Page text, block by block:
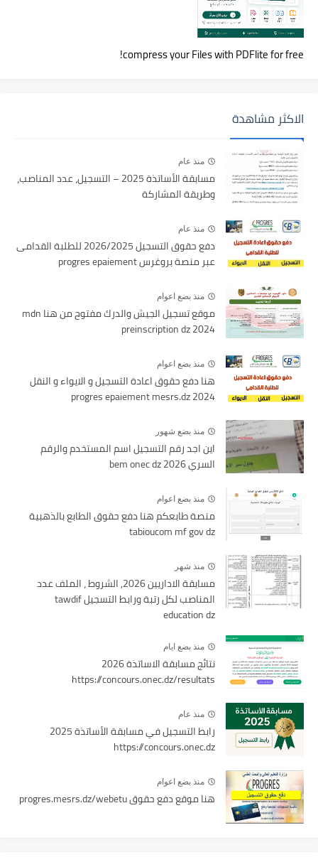
compress your Files with PDFlite for free!
الاكثر مشاهدة
منذ عام
مسابقة الأساتذة 2025 – التسجيل، عدد المناصب،
وطريقة المشاركة
منذ عام
دفع حقوق التسجيل 2026/2025 للطلبة القدامى
عبر منصة بروغرس progres epaiement
منذ بضع اعوام
موقع تسجيل الجيش والدرك مفتوح من هنا mdn
preinscription dz 2024
منذ بضع اعوام
هنا دفع حقوق اعادة التسجيل و الايواء و النقل
2024 progres epaiement mesrs.dz
منذ بضع شهور
اين اجد رقم التسجيل اسم المستخدم والرقم
السري bem onec dz 2026
منذ بضع اعوام
منصة طابعكم هنا دفع حقوق الطابع بالذهبية
tabioucom mf gov dz
منذ شهر
مسابقة الاداريين 2026, الشروط ، الملف عدد
المناصب لكل رتبة ورابط التسجيل tawdif
education dz
منذ بضع ايام
نتائج مسابقة الاساتذة 2026
https://concours.onec.dz/resultats
منذ عام
رابط التسجيل في مسابقة الأساتذة 2025
https://concours.onec.dz
منذ بضع اعوام
هنا موقع دفع حقوق progres.mesrs.dz/webetu